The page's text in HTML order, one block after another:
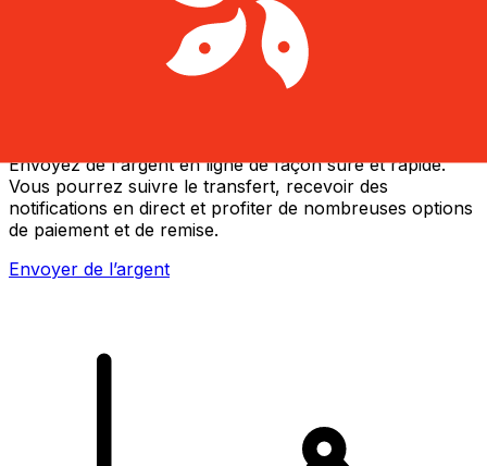
Envoyez de l'argent en ligne de façon sûre et rapide.
Vous pourrez suivre le transfert, recevoir des
notifications en direct et profiter de nombreuses options
de paiement et de remise.
Envoyer de l’argent